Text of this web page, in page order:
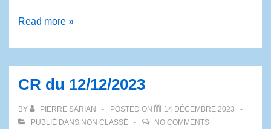
Read more »
CR du 12/12/2023
BY PIERRE SARIAN POSTED ON
14 DÉCEMBRE 2023
PUBLIÉ DANS NON CLASSÉ NO COMMENTS